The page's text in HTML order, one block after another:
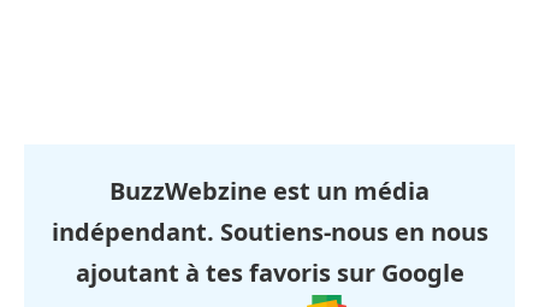
BuzzWebzine est un média
indépendant. Soutiens-nous en nous
ajoutant à tes favoris sur Google